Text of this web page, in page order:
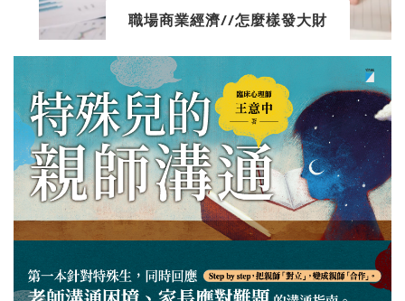
職場商業經濟//怎麼樣發大財